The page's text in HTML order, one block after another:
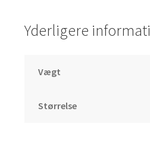
Yderligere
Vægt
Størrelse